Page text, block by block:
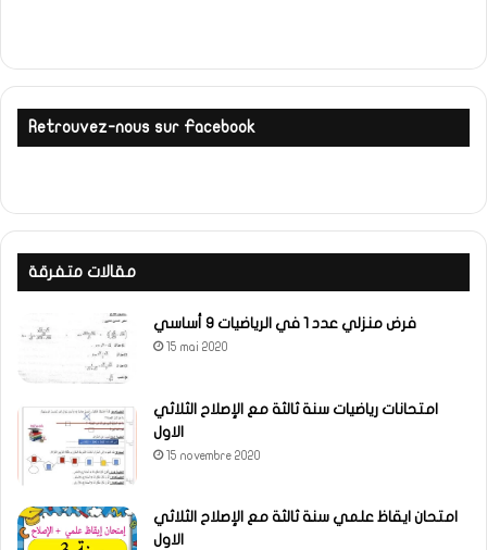
Retrouvez-nous sur Facebook
مقالات متفرقة
فرض منزلي عدد 1 في الرياضيات 9 أساسي
15 mai 2020
امتحانات رياضيات سنة ثالثة مع الإصلاح الثلاثي
الاول
15 novembre 2020
امتحان ايقاظ علمي سنة ثالثة مع الإصلاح الثلاثي
الاول